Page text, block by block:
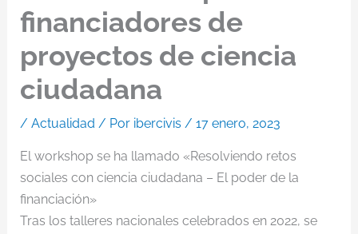
financiadores de
proyectos de ciencia
ciudadana
/ Actualidad / Por ibercivis / 17 enero, 2023
El workshop se ha llamado «Resolviendo retos
sociales con ciencia ciudadana – El poder de la
financiación»
Tras los talleres nacionales celebrados en 2022, se